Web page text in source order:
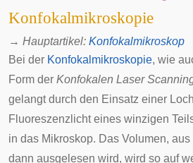
Konfokalmikroskopie
→ Hauptartikel: Konfokalmikroskop
Bei der Konfokalmikroskopie, wie
Form der Konfokalen Laser
gelangt durch den Einsatz einer
Fluoreszenzlicht eines winzigen
in das Mikroskop. Das Volumen,
dann ausgelesen wird, wird so auf